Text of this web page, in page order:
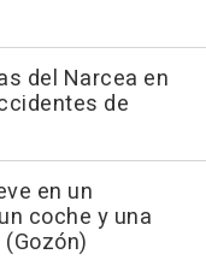
del Narcea en
de
en un
coche y una